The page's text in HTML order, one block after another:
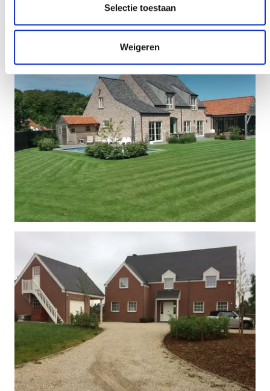
Selectie toestaan
Weigeren